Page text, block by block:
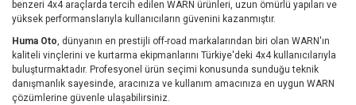
benzeri 4x4 araçlarda tercih edilen WARN ürünleri, uzun ömürlü yapıları ve
yüksek performanslarıyla kullanıcıların güvenini kazanmıştır.
Huma Oto, dünyanın en prestijli off-road markalarından biri olan WARN'ın
kaliteli vinçlerini ve kurtarma ekipmanlarını Türkiye'deki 4x4 kullanıcılarıyla
buluşturmaktadır. Profesyonel ürün seçimi konusunda sunduğu teknik
danışmanlık sayesinde, aracınıza ve kullanım amacınıza en uygun WARN
çözümlerine güvenle ulaşabilirsiniz.